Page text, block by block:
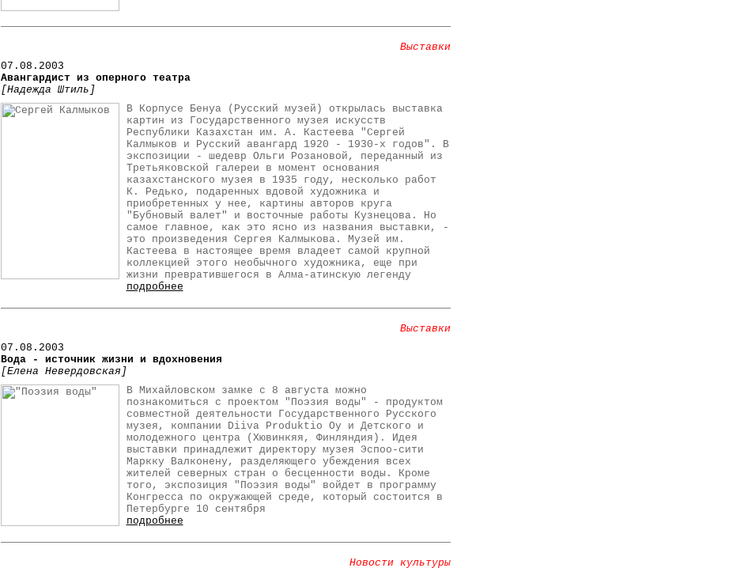
Выставки
07.08.2003
Авангардист из оперного театра
[Надежда Штиль]
В Корпусе Бенуа (Русский музей) открылась выставка
картин из Государственного музея искусств
Республики Казахстан им. А. Кастеева "Сергей
Калмыков и Русский авангард 1920 - 1930-х годов". В
экспозиции - шедевр Ольги Розановой, переданный из
Третьяковской галереи в момент основания
казахстанского музея в 1935 году, несколько работ
К. Редько, подаренных вдовой художника и
приобретенных у нее, картины авторов круга
"Бубновый валет" и восточные работы Кузнецова. Но
самое главное, как это ясно из названия выставки, -
это произведения Сергея Калмыкова. Музей им.
Кастеева в настоящее время владеет самой крупной
коллекцией этого необычного художника, еще при
жизни превратившегося в Алма-атинскую легенду
подробнее
Выставки
07.08.2003
Вода - источник жизни и вдохновения
[Елена Невердовская]
В Михайловском замке с 8 августа можно
познакомиться с проектом "Поэзия воды" - продуктом
совместной деятельности Государственного Русского
музея, компании Diiva Produktio Oy и Детского и
молодежного центра (Хювинкяя, Финляндия). Идея
выставки принадлежит директору музея Эспоо-сити
Маркку Валконену, разделяющего убеждения всех
жителей северных стран о бесценности воды. Кроме
того, экспозиция "Поэзия воды" войдет в программу
Конгресса по окружающей среде, который состоится в
Петербурге 10 сентября
подробнее
Новости культуры